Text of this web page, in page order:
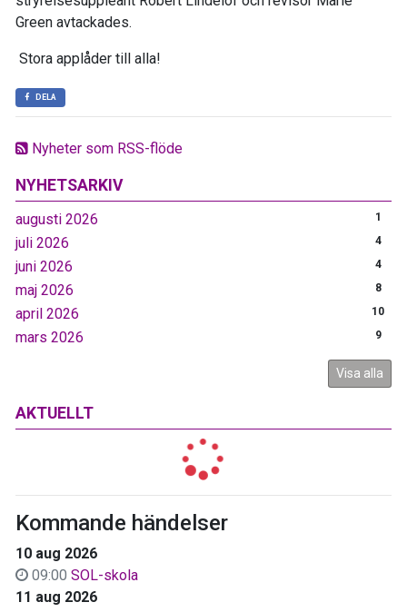
Nyheter som RSS-flöde
NYHETSARKIV
augusti 2026 1
juli 2026 4
juni 2026 4
maj 2026 8
april 2026 10
mars 2026 9
Visa alla
AKTUELLT
Kommande händelser
10 aug 2026
09:00 SOL-skola
11 aug 2026
Green avtackades.
Stora applåder till alla!
DELA